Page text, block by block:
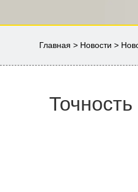
Главная > Новости >